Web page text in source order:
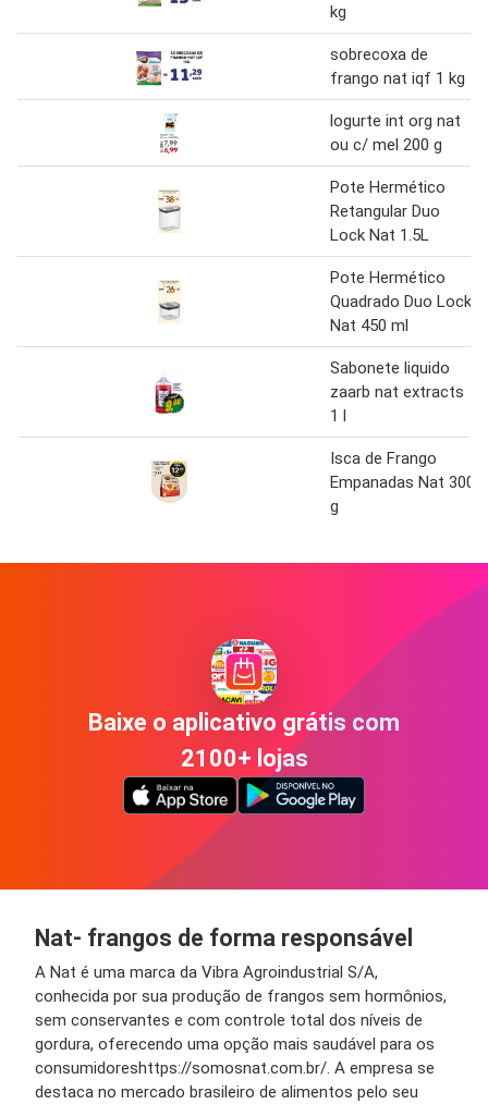
kg
sobrecoxa de
frango nat iqf 1 kg
logurte int org nat
ou c/ mel 200 g
Pote Hermético
Retangular Duo
Lock Nat 1.5L
Pote Hermético
Quadrado Duo Lock
Nat 450 ml
Sabonete liquido
zaarb nat extracts
1 l
Isca de Frango
Empanadas Nat 300
g
Baixe o aplicativo grátis com
2100+ lojas
Nat- frangos de forma responsável
A Nat é uma marca da Vibra Agroindustrial S/A,
conhecida por sua produção de frangos sem hormônios,
sem conservantes e com controle total dos níveis de
gordura, oferecendo uma opção mais saudável para os
consumidoreshttps://somosnat.com.br/. A empresa se
destaca no mercado brasileiro de alimentos pelo seu